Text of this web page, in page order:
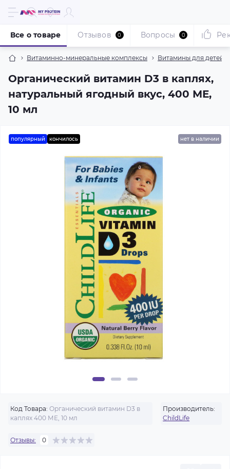
Витаминно-минеральные комплексы Витамины для детей
Органический витамин D3 в каплях,
натуральный ягодный вкус, 400 МЕ,
10 мл
Все о товаре Отзывов 0 Вопросы 0
популярный кончилось нет в наличии
Код Товара: Органический витамин D3 в
каплях 400 МЕ, 10 мл
Производитель:
ChildLife
Отзывы: 0